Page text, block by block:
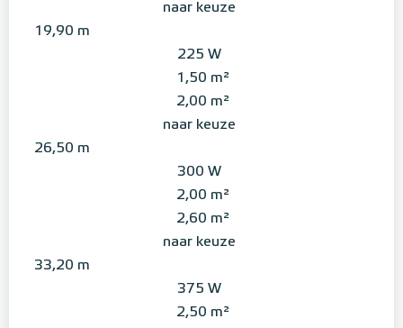
naar keuze
19,90 m
225 W
1,50 m²
2,00 m²
naar keuze
26,50 m
300 W
2,00 m²
2,60 m²
naar keuze
33,20 m
375 W
2,50 m²